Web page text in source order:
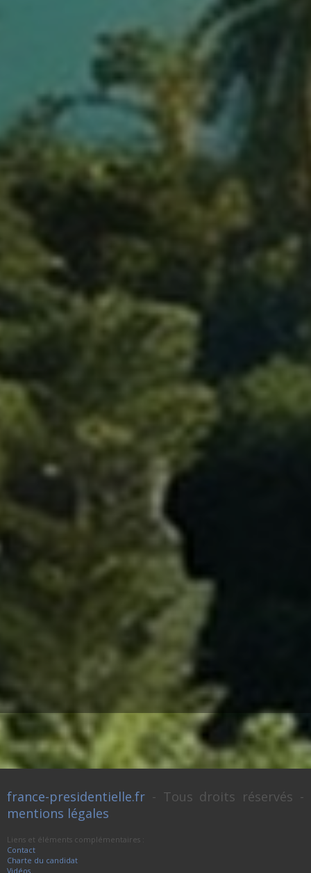
france-presidentielle.fr - Tous droits réservés -
mentions légales
Liens et éléments complémentaires :
Contact
Charte du candidat
Vidéos